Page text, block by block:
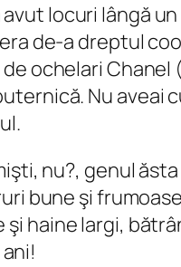
locuri lângă
de-a dreptul
ochelari Chanel
Nu aveai
nu?, genul
bune şi
haine largi,